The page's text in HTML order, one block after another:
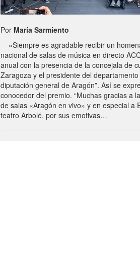
Por María Sarmiento
«Siempre es agradable recibir un
nacional de salas de música en directo
anual con la presencia de la concejala de
Zaragoza y el presidente del
diputación general de Aragón”. Así se
conocedor del premio. “Muchas gracias a
de salas «Aragón en vivo» y en especial a
teatro Arbolé, por sus emotivas…